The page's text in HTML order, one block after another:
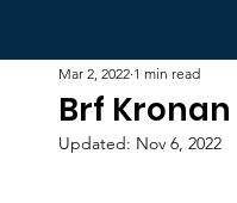
Brf
Mar 2, 2022 1 min read
Updated: Nov 6, 2022